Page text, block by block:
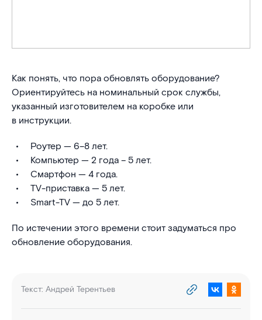
Как понять, что пора обновлять оборудование?
Ориентируйтесь на номинальный срок службы,
указанный изготовителем на коробке или
в инструкции.
Роутер — 6–8 лет.
Компьютер — 2 года – 5 лет.
Смартфон — 4 года.
TV-приставка — 5 лет.
Smart-TV — до 5 лет.
По истечении этого времени стоит задуматься про
обновление оборудования.
Текст: Андрей Терентьев